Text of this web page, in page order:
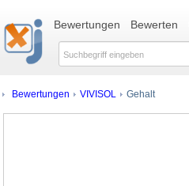
Bewertungen Bewerten
Bewertungen VIVISOL Gehalt